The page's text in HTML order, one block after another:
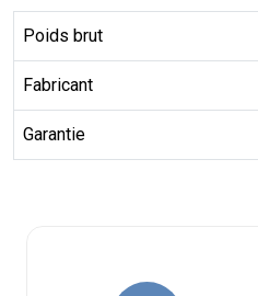
Poids brut
Fabricant
Garantie